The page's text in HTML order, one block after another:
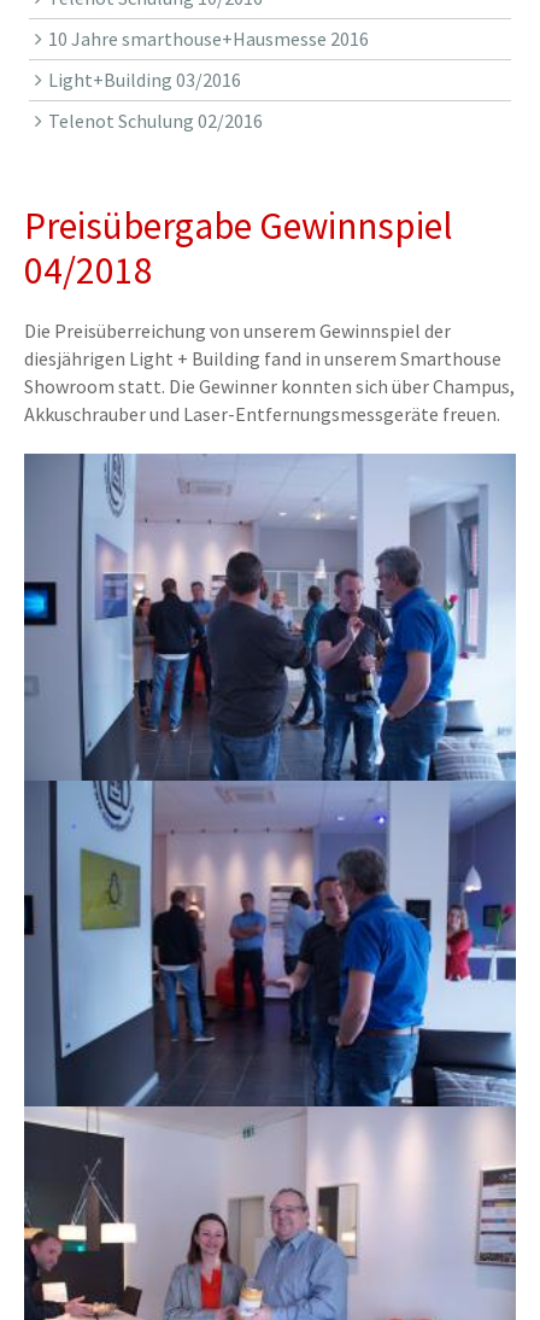
10 Jahre smarthouse+Hausmesse 2016
Light+Building 03/2016
Telenot Schulung 02/2016
Preisübergabe Gewinnspiel
04/2018
Die Preisüberreichung von unserem Gewinnspiel der
diesjährigen Light + Building fand in unserem Smarthouse
Showroom statt. Die Gewinner konnten sich über Champus,
Akkuschrauber und Laser-Entfernungsmessgeräte freuen.